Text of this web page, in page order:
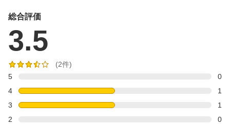
総合評価
3.5
(2件)
5
0
4
1
3
1
2
0